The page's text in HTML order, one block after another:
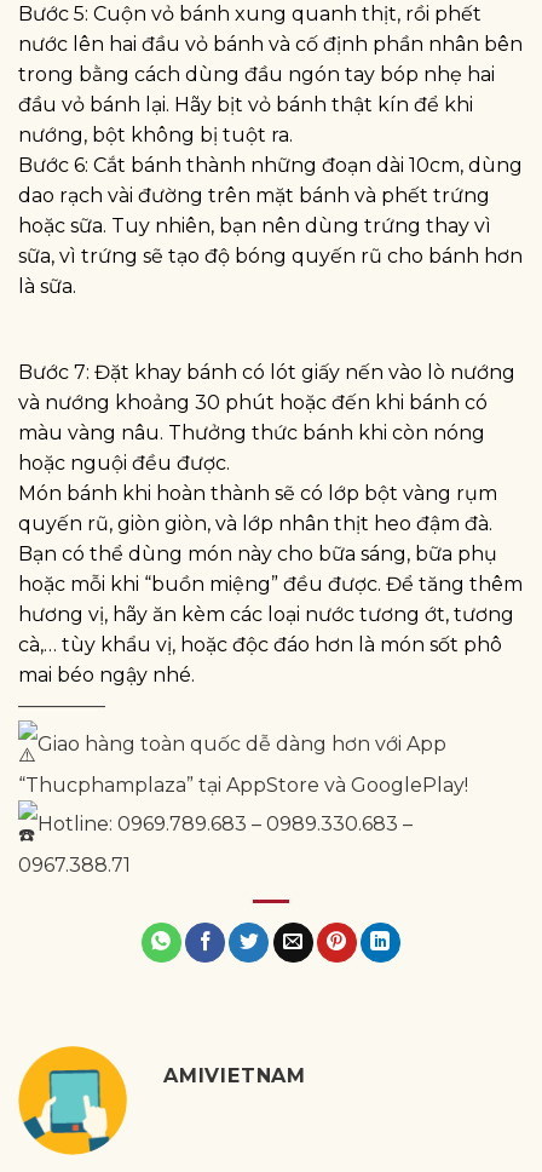
Bước 5: Cuộn vỏ bánh xung quanh thịt, rồi phết
nước lên hai đầu vỏ bánh và cố định phần nhân bên
trong bằng cách dùng đầu ngón tay bóp nhẹ hai
đầu vỏ bánh lại. Hãy bịt vỏ bánh thật kín để khi
nướng, bột không bị tuột ra.
Bước 6: Cắt bánh thành những đoạn dài 10cm, dùng
dao rạch vài đường trên mặt bánh và phết trứng
hoặc sữa. Tuy nhiên, bạn nên dùng trứng thay vì
sữa, vì trứng sẽ tạo độ bóng quyến rũ cho bánh hơn
là sữa.
Bước 7: Đặt khay bánh có lót giấy nến vào lò nướng
và nướng khoảng 30 phút hoặc đến khi bánh có
màu vàng nâu. Thưởng thức bánh khi còn nóng
hoặc nguội đều được.
Món bánh khi hoàn thành sẽ có lớp bột vàng rụm
quyến rũ, giòn giòn, và lớp nhân thịt heo đậm đà.
Bạn có thể dùng món này cho bữa sáng, bữa phụ
hoặc mỗi khi “buồn miệng” đều được. Để tăng thêm
hương vị, hãy ăn kèm các loại nước tương ớt, tương
cà,… tùy khẩu vị, hoặc độc đáo hơn là món sốt phô
mai béo ngậy nhé.
————–
Giao hàng toàn quốc dễ dàng hơn với App
“Thucphamplaza” tại AppStore và GooglePlay!
Hotline: 0969.789.683 – 0989.330.683 –
0967.388.71
AMIVIETNAM